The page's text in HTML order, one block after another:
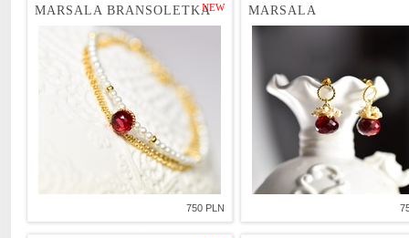
MARSALA BRANSOLETKANEW
750 PLN
MARSALA